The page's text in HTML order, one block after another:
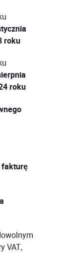
roku
roku
fakturę
VAT,